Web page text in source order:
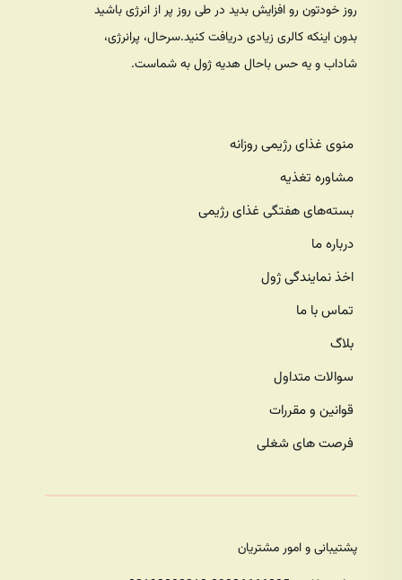
روز خودتون رو افزایش بدید در طی روز پر از انرژی باشید
بدون اینکه کالری زیادی دریافت کنید.سرحال، پرانرژی،
شاداب و یه حس باحال هدیه ژول به شماست.
منوی غذای رژیمی روزانه
مشاوره تغذیه
بسته‌های هفتگی غذای رژیمی
درباره ما
اخذ نمایندگی ژول
تماس با ما
بلاگ
سوالات متداول
قوانین و مقررات
فرصت های شغلی
پشتیبانی و امور مشتریان